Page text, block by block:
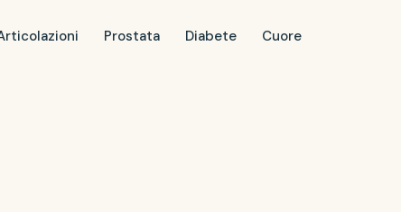
Prostata Diabete Cuore